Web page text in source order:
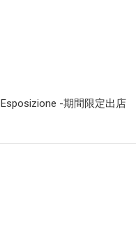
Esposizione -期間限定出店